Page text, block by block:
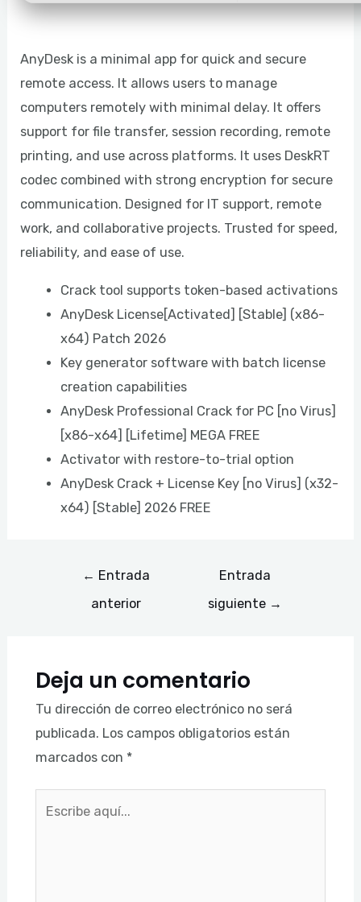
AnyDesk is a minimal app for quick and secure
remote access. It allows users to manage
computers remotely with minimal delay. It offers
support for file transfer, session recording, remote
printing, and use across platforms. It uses DeskRT
codec combined with strong encryption for secure
communication. Designed for IT support, remote
work, and collaborative projects. Trusted for speed,
reliability, and ease of use.
Crack tool supports token-based activations
AnyDesk License[Activated] [Stable] (x86-
x64) Patch 2026
Key generator software with batch license
creation capabilities
AnyDesk Professional Crack for PC [no Virus]
[x86-x64] [Lifetime] MEGA FREE
Activator with restore-to-trial option
AnyDesk Crack + License Key [no Virus] (x32-
x64) [Stable] 2026 FREE
← Entrada
anterior
Entrada
siguiente →
Deja un comentario
Tu dirección de correo electrónico no será
publicada. Los campos obligatorios están
marcados con *